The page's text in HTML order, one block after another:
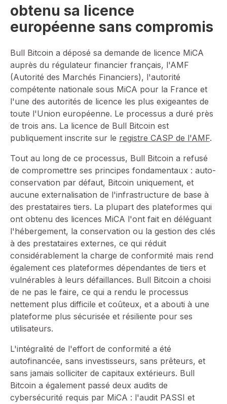
obtenu sa licence
européenne sans compromis
Bull Bitcoin a déposé sa demande de licence MiCA
auprès du régulateur financier français, l'AMF
(Autorité des Marchés Financiers), l'autorité
compétente nationale sous MiCA pour la France et
l'une des autorités de licence les plus exigeantes de
toute l'Union européenne. Le processus a duré près
de trois ans. La licence de Bull Bitcoin est
publiquement inscrite sur le registre CASP de l'AMF.
Tout au long de ce processus, Bull Bitcoin a refusé
de compromettre ses principes fondamentaux : auto-
conservation par défaut, Bitcoin uniquement, et
aucune externalisation de l'infrastructure de base à
des prestataires tiers. La plupart des plateformes qui
ont obtenu des licences MiCA l'ont fait en déléguant
l'hébergement, la conservation ou la gestion des clés
à des prestataires externes, ce qui réduit
considérablement la charge de conformité mais rend
également ces plateformes dépendantes de tiers et
vulnérables à leurs défaillances. Bull Bitcoin a choisi
de ne pas le faire, ce qui a rendu le processus
nettement plus difficile et coûteux, et a abouti à une
plateforme plus sécurisée et résiliente pour ses
utilisateurs.
L'intégralité de l'effort de conformité a été
autofinancée, sans investisseurs, sans prêteurs, et
sans jamais solliciter de capitaux extérieurs. Bull
Bitcoin a également passé deux audits de
cybersécurité requis par MiCA : l'audit PASSI et